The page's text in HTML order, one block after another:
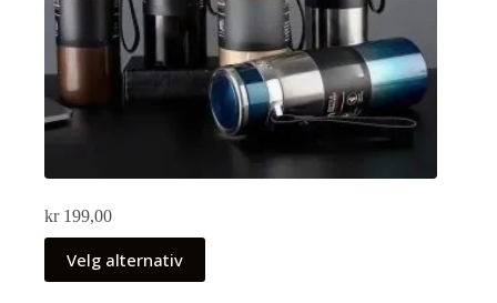
kr199,00
Velg alternativ